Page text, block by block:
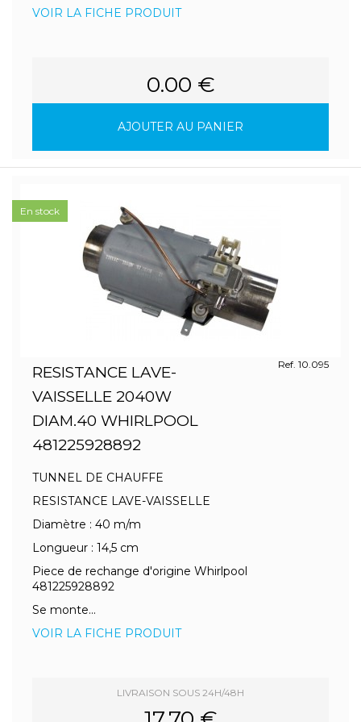
VOIR LA FICHE PRODUIT
0.00 €
AJOUTER AU PANIER
RESISTANCE LAVE-
VAISSELLE 2040W
DIAM.40 WHIRLPOOL
481225928892
Ref. 10.095
TUNNEL DE CHAUFFE
RESISTANCE LAVE-VAISSELLE
Diamètre : 40 m/m
Longueur : 14,5 cm
Piece de rechange d'origine Whirlpool
481225928892
Se monte...
VOIR LA FICHE PRODUIT
LIVRAISON SOUS 24H/48H
En stock